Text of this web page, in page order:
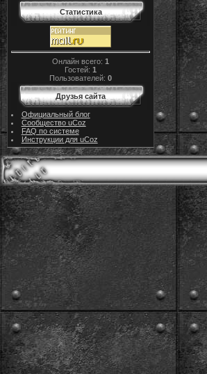
Статистика
Онлайн всего: 1
Гостей: 1
Пользователей: 0
Друзья сайта
Официальный блог
Сообщество uCoz
FAQ по системе
Инструкции для uCoz